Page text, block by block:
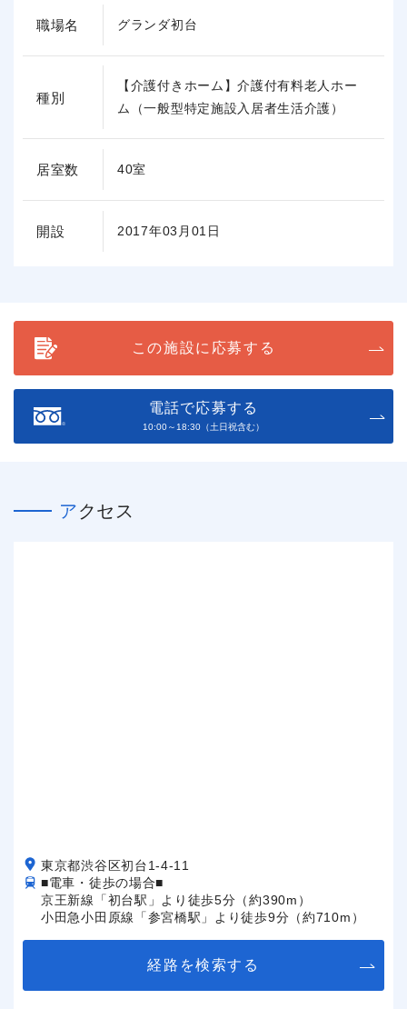
職場名 グランダ初台
種別
【介護付きホーム】介護付有料老人ホー
ム（一般型特定施設入居者生活介護）
居室数 40室
開設 2017年03月01日
この施設に応募する
電話で応募する
10:00～18:30（土日祝含む）
アクセス
東京都渋谷区初台1-4-11
■電車・徒歩の場合■
京王新線「初台駅」より徒歩5分（約390m）
小田急小田原線「参宮橋駅」より徒歩9分（約710m）
経路を検索する